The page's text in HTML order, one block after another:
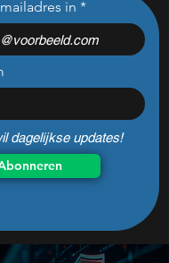
chip
in
dagelijkse updates!